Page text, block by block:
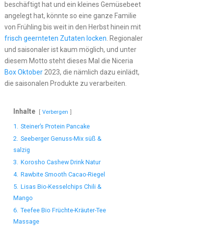
beschäftigt hat und ein kleines Gemüsebeet
angelegt hat, könnte so eine ganze Familie
von Frühling bis weit in den Herbst hinein mit
frisch geernteten Zutaten locken . Regionaler
und saisonaler ist kaum möglich, und unter
diesem Motto steht dieses Mal die Niceria
Box Oktober2023, die nämlich dazu einlädt,
die saisonalen Produkte zu verarbeiten.
Inhalte Verbergen
1. Steiner’s Protein Pancake
2. Seeberger Genuss-Mix süß &
salzig
3. Korosho Cashew Drink Natur
4. Rawbite Smooth Cacao-Riegel
5. Lisas Bio-Kesselchips Chili &
Mango
6. Teefee Bio Früchte-Kräuter-Tee
Massage